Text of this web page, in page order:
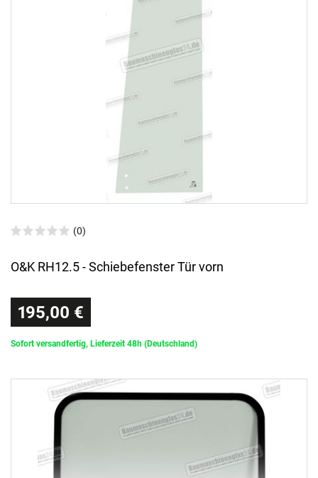
(0)
O&K RH12.5 - Schiebefenster Tür vorn
195,00 €
Sofort versandfertig, Lieferzeit 48h (Deutschland)